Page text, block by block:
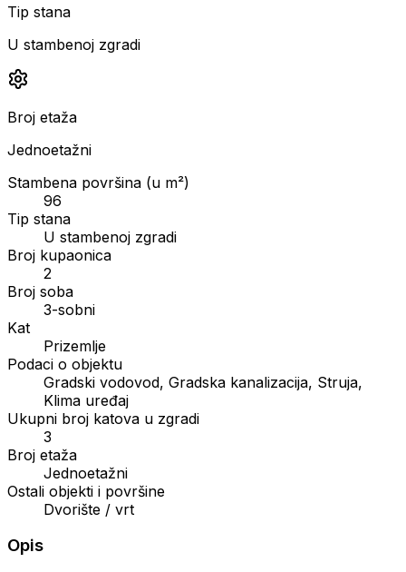
Tip stana
U stambenoj zgradi
Broj etaža
Jednoetažni
Stambena površina (u m²)
96
Tip stana
U stambenoj zgradi
Broj kupaonica
2
Broj soba
3-sobni
Kat
Prizemlje
Podaci o objektu
Gradski vodovod, Gradska kanalizacija, Struja,
Klima uređaj
Ukupni broj katova u zgradi
3
Broj etaža
Jednoetažni
Ostali objekti i površine
Dvorište / vrt
Opis